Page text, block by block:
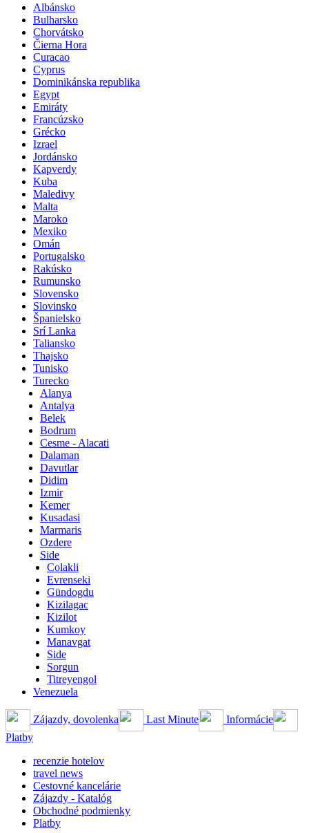
Albánsko
Bulharsko
Chorvátsko
Čierna Hora
Curacao
Cyprus
Dominikánska republika
Egypt
Emiráty
Francúzsko
Grécko
Izrael
Jordánsko
Kapverdy
Kuba
Maledivy
Malta
Maroko
Mexiko
Omán
Portugalsko
Rakúsko
Rumunsko
Slovensko
Slovinsko
Španielsko
Srí Lanka
Taliansko
Thajsko
Tunisko
Turecko
Alanya
Antalya
Belek
Bodrum
Cesme - Alacati
Dalaman
Davutlar
Didim
Izmir
Kemer
Kusadasi
Marmaris
Ozdere
Side
Colakli
Evrenseki
Gündogdu
Kizilagac
Kizilot
Kumkoy
Manavgat
Side
Sorgun
Titreyengol
Venezuela
Zájazdy, dovolenka Last Minute
Informácie
Platby
recenzie hotelov
travel news
Cestovné kancelárie
Zájazdy - Katalóg
Obchodné podmienky
Platby